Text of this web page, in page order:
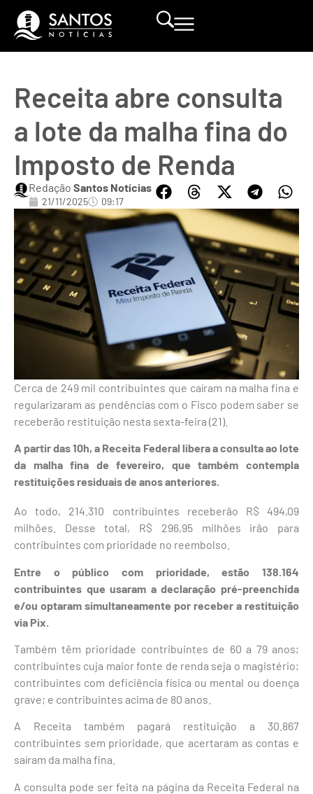
Receita abre consulta
a lote da malha fina do
Imposto de Renda
Redação Santos Notícias
21/11/2025 09:17
Cerca de 249 mil contribuintes que caíram na malha fina e
regularizaram as pendências com o Fisco podem saber se
receberão restituição nesta sexta-feira (21).
A partir das 10h, a Receita Federal libera a consulta ao lote
da malha fina de fevereiro, que também contempla
restituições residuais de anos anteriores.
Ao todo, 214.310 contribuintes receberão R$ 494,09
milhões. Desse total, R$ 296,95 milhões irão para
contribuintes com prioridade no reembolso.
Entre o público com prioridade, estão 138.164
contribuintes que usaram a declaração pré-preenchida
e/ou optaram simultaneamente por receber a restituição
via Pix.
Também têm prioridade contribuintes de 60 a 79 anos;
contribuintes cuja maior fonte de renda seja o magistério;
contribuintes com deficiência física ou mental ou doença
grave; e contribuintes acima de 80 anos.
A Receita também pagará restituição a 30.867
contribuintes sem prioridade, que acertaram as contas e
saíram da malha fina.
A consulta pode ser feita na página da Receita Federal na